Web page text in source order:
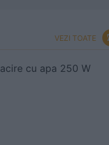
VEZI TOATE
cu apa 250 W